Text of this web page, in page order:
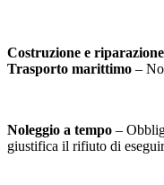
Costruzione e
Trasporto marittimo –
Noleggio a tempo –
giustifica il rifiuto di